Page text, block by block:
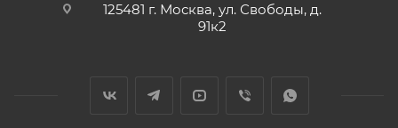
125481 г. Москва, ул. Свободы, д.
91к2